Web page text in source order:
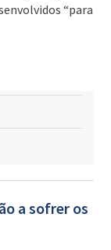
“para
a sofrer os